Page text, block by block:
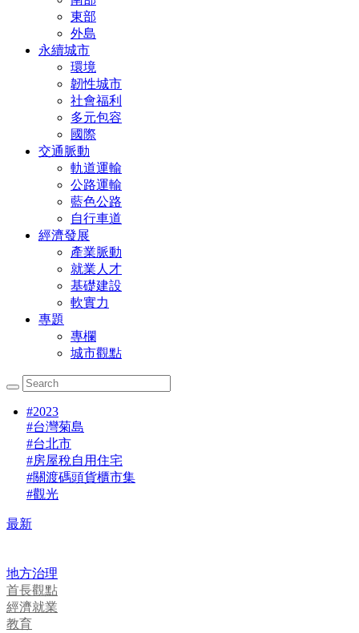
東部
外島
永續城市
環境
韌性城市
社會福利
多元包容
國際
交通脈動
軌道運輸
公路運輸
藍色公路
自行車道
經濟發展
產業脈動
就業人才
基礎建設
軟實力
專題
專欄
城市觀點
#2023
#台灣菊島
#台北市
#房屋稅自用住宅
#關渡碼頭貨櫃市集
#觀光
最新
地方治理
首長觀點
經濟就業
教育